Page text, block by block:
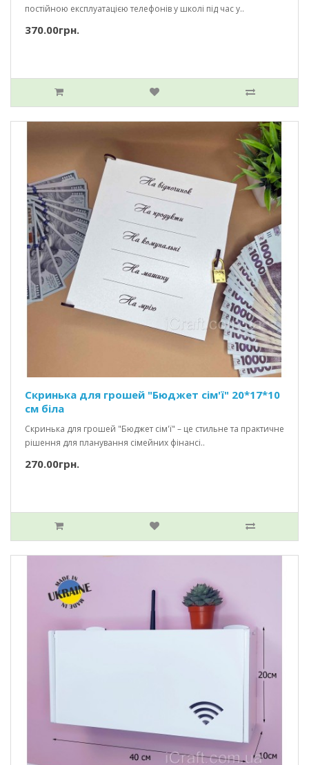
постійною експлуатацією телефонів у школі під час у..
370.00грн.
Скринька для грошей "Бюджет сім'ї" 20*17*10
см біла
Скринька для грошей "Бюджет сім'ї" – це стильне та практичне
рішення для планування сімейних фінансі..
270.00грн.